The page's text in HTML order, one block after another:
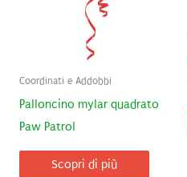
Coordinati e Addobbi
Palloncino mylar quadrato
Paw Patrol
Scopri di più